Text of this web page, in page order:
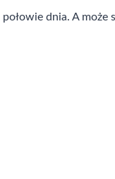
dnia. A może